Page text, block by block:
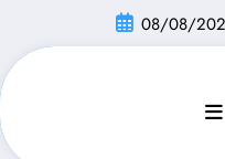
conteúdo
08/08/